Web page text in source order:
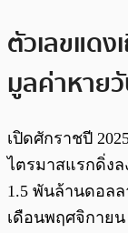
ตัวเลขแด
มูลค่าหาย
เปิดศักราชปี
ไตรมาสแรกดิ่งล
1.5 พันล้านดอล
เดือนพฤศจิกาย